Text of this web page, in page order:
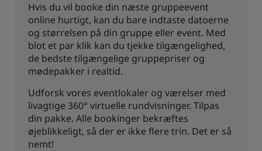
Hvis du vil booke din næste gruppeevent
online hurtigt, kan du bare indtaste datoerne
og størrelsen på din gruppe eller event. Med
blot et par klik kan du tjekke tilgængelighed,
de bedste tilgængelige gruppepriser og
mødepakker i realtid.
Udforsk vores eventlokaler og værelser med
livagtige 360° virtuelle rundvisninger. Tilpas
din pakke. Alle bookinger bekræftes
øjeblikkeligt, så der er ikke flere trin. Det er så
nemt!